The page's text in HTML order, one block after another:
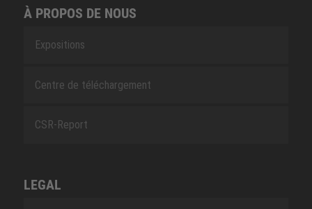
À PROPOS DE NOUS
Expositions
Centre de téléchargement
CSR-Report
LEGAL